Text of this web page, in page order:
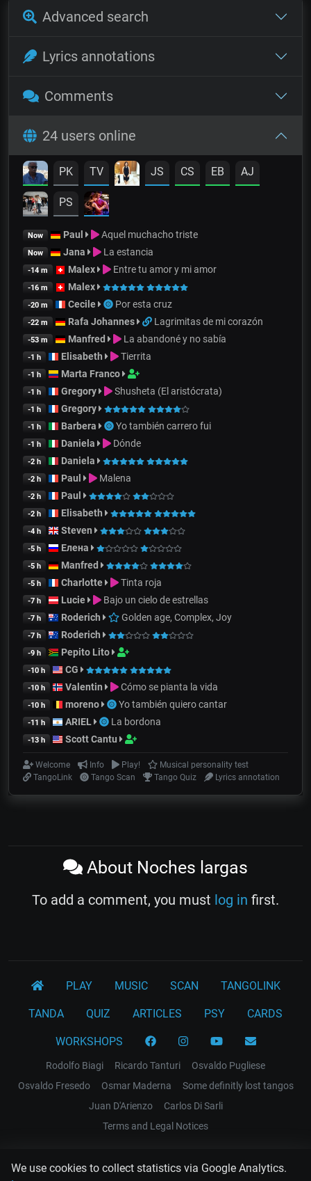
We use cookies to collect statistics via Google Analytics.
Advanced search
Lyrics annotations
Comments
24 users online
PK TV JS CS EB AJ
PS
Now Paul Aquel muchacho triste
Now Jana La estancia
-14 m Malex Entre tu amor y mi amor
-16 m Malex
-20 m Cecile Por esta cruz
-22 m Rafa Johannes Lagrimitas de mi corazón
-53 m Manfred La abandoné y no sabía
-1 h Elisabeth Tierrita
-1 h Marta Franco
-1 h Gregory Shusheta (El aristócrata)
-1 h Gregory
-1 h Barbera Yo también carrero fui
-1 h Daniela Dónde
-2 h Daniela
-2 h Paul Malena
-2 h Paul
-2 h Elisabeth
-4 h Steven
-5 h Елена
-5 h Manfred
-5 h Charlotte Tinta roja
-7 h Lucie Bajo un cielo de estrellas
-7 h Roderich Golden age, Complex, Joy
-7 h Roderich
-9 h Pepito Lito
-10 h CG
-10 h Valentin Cómo se pianta la vida
-10 h moreno Yo también quiero cantar
-11 h ARIEL La bordona
-13 h Scott Cantu
Welcome Info Play!
Musical personality test
TangoLink
Tango Scan Tango Quiz Lyrics annotation
About Noches largas
To add a comment, you must log in first.
PLAY MUSIC SCAN TANGOLINK
TANDA QUIZ ARTICLES PSY CARDS
WORKSHOPS
Rodolfo Biagi Ricardo Tanturi
Osvaldo Pugliese
Osvaldo Fresedo
Osmar Maderna
Some definitly lost tangos
Juan D'Arienzo
Carlos Di Sarli
Terms and Legal Notices
EL RECODO TANGO